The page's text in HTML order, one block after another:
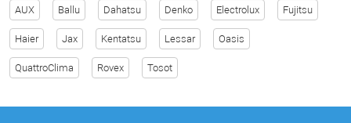
AUX Ballu Dahatsu Denko Electrolux Fujitsu
Haier Jax Kentatsu Lessar Oasis
QuattroClima Rovex Tosot